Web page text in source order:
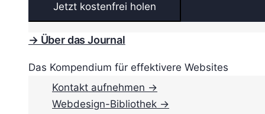
→ Über das Journal
Das Kompendium für effektivere Websites
Kontakt aufnehmen →
Webdesign-Bibliothek →